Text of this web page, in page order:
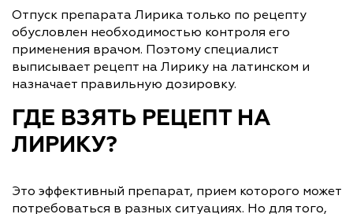
Отпуск препарата Лирика только по рецепту
обусловлен необходимостью контроля его
применения врачом. Поэтому специалист
выписывает рецепт на Лирику на латинском и
назначает правильную дозировку.
ГДЕ ВЗЯТЬ РЕЦЕПТ НА
ЛИРИКУ?
Это эффективный препарат, прием которого может
потребоваться в разных ситуациях. Но для того,